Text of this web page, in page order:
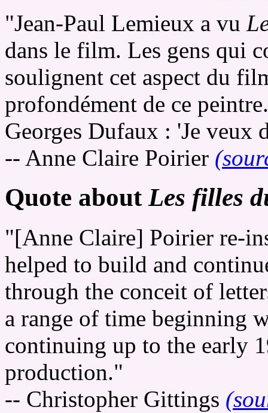
"Jean-Paul Lemieux a vu
dans le film. Les gens qui
soulignent cet aspect du
profondément de ce
Georges Dufaux : 'Je veux
-- Anne Claire Poirier
Quote aboutLes filles
"[Anne Claire] Poirier re-
helped to build and
through the conceit of
a range of time beginning
continuing up to the early
production."
-- Christopher Gittings